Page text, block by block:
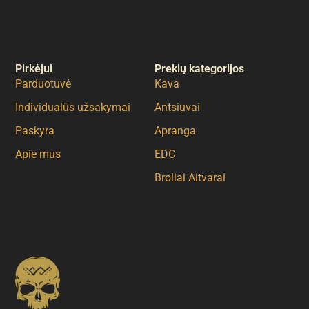
Pirkėjui
Parduotuvė
Individualūs užsakymai
Paskyra
Apie mus
Prekių kategorijos
Kava
Antsiuvai
Apranga
EDC
Broliai Aitvarai